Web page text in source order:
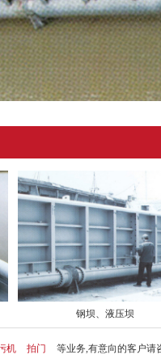
钢坝、液压坝
机 拍门 等业务,有意向的客户请